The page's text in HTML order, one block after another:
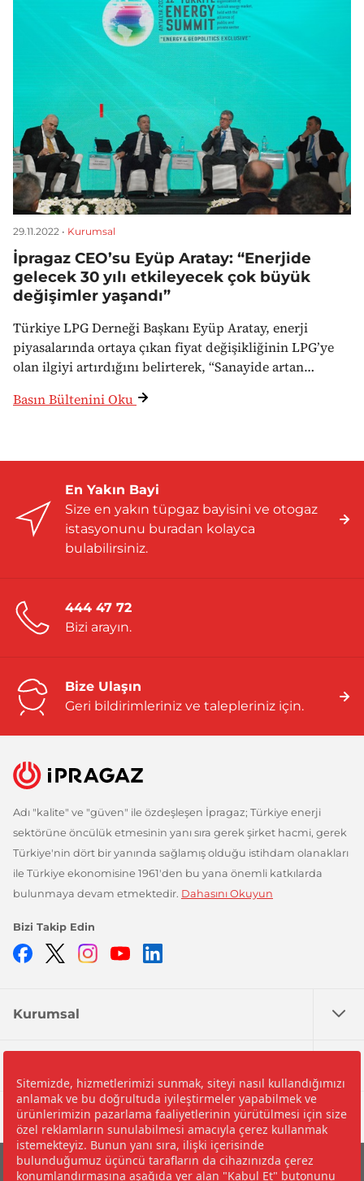
29.11.2022 • Kurumsal
İpragaz CEO’su Eyüp Aratay: “Enerjide
gelecek 30 yılı etkileyecek çok büyük
değişimler yaşandı”
Türkiye LPG Derneği Başkanı Eyüp Aratay, enerji
piyasalarında ortaya çıkan fiyat değişikliğinin LPG’ye
olan ilgiyi artırdığını belirterek, “Sanayide artan…
Basın Bültenini Oku
En Yakın Bayi
Size en yakın tüpgaz bayisini ve otogaz
istasyonunu buradan kolayca
bulabilirsiniz.
444 47 72
Bizi arayın.
Bize Ulaşın
Geri bildirimleriniz ve talepleriniz için.
Adı "kalite" ve "güven" ile özdeşleşen İpragaz; Türkiye enerji
sektörüne öncülük etmesinin yanı sıra gerek şirket hacmi, gerek
Türkiye'nin dört bir yanında sağlamış olduğu istihdam olanakları
ile Türkiye ekonomisine 1961'den bu yana önemli katkılarda
bulunmaya devam etmektedir. Dahasını Okuyun
Bizi Takip Edin
Facebook
TwitterInstagramYouTube
Kurumsal
Yardım